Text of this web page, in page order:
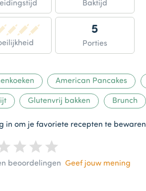
Baktijd
5
Porties
American Pancakes
Glutenvrij bakken Brunch
in om je favoriete recepten te bewaren
beoordelingen Geef jouw mening